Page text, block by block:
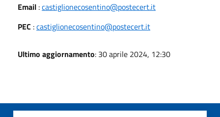
Email :castiglionecosentino@postecert.it
PEC :castiglionecosentino@postecert.it
Ultimo aggiornamento: 30 aprile 2024, 12:30